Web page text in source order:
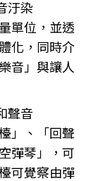
汙染
單位，並透
化，同時介
音」與讓人
聲音
」、「回聲
彈琴」，可
可覺察由彈